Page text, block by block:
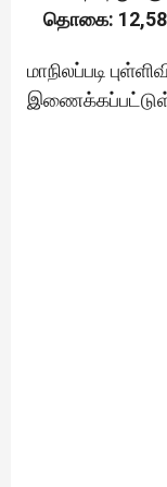
தொகை:
மாநிலப்படி